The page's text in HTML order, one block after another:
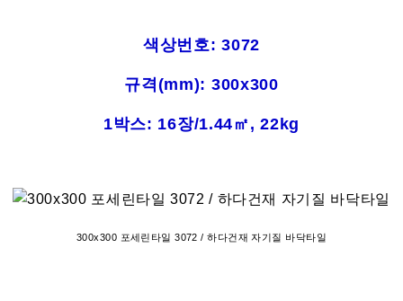
색상번호: 3072
규격(mm): 300x300
1박스: 16장/1.44㎡, 22kg
300x300 포세린타일 3072 / 하다건재 자기질 바닥타일